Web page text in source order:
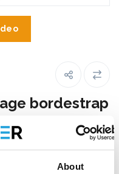
About
bordestrap